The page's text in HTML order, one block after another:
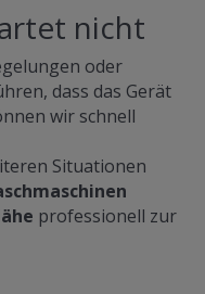
nicht
oder
dass das Gerät
wir schnell
Situationen
professionell zur